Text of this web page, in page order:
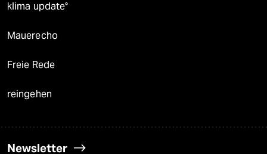
klima update°
Mauerecho
Freie Rede
reingehen
Newsletter